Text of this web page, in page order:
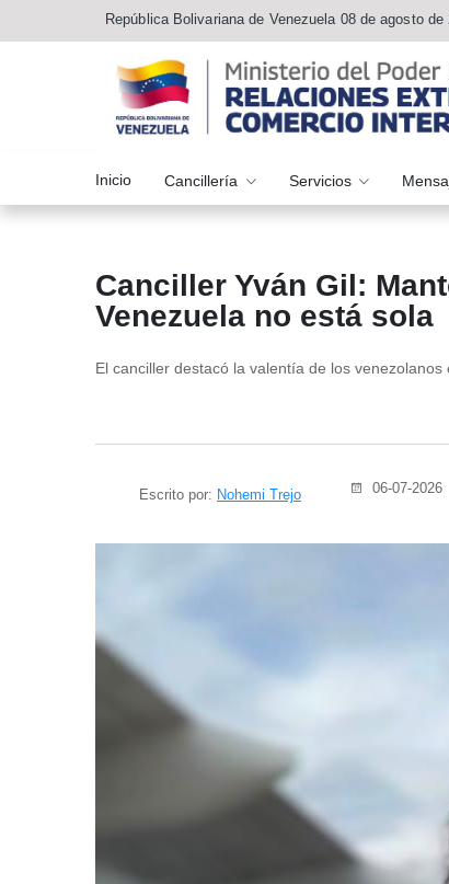
República Bolivariana de Venezuela 08 de agosto de
Inicio Cancillería Servicios
Canciller Yván Gil:
Venezuela no está sola
El canciller destacó la valentía de los
Escrito por: Nohemi Trejo 06-07-2026